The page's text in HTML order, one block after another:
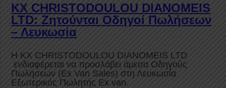
KX CHRISTODOULOU DIANOMEIS
LTD: Ζητούνται Οδηγοί Πωλήσεων
– Λευκωσία
H KX CHRISTODOULOU DIANOMEIS LTD
ενδιαφέρεται να προσλάβει άμεσα Οδηγούς
Πωλήσεων (Ex Van Sales) στη Λευκωσία
Εξωτερικός Πωλητής Ex van.